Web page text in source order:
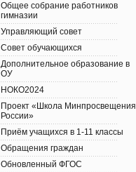
Общее собрание работников
гимназии
Управляющий совет
Совет обучающихся
Дополнительное образование в
ОУ
НОКО2024
Проект «Школа Минпросвещения
России»
Приём учащихся в 1-11 классы
Обращения граждан
Обновленный ФГОС